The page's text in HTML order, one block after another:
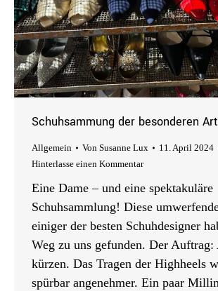
Schuhsammung der besonderen Art
Allgemein Von Susanne Lux
11. April 2024
Hinterlasse einen Kommentar
Eine Dame – und eine spektakuläre
Schuhsammlung! Diese
einiger der besten Schuhdesigner
Weg zu uns gefunden. Der Auftrag:
kürzen. Das Tragen der Highheels
spürbar angenehmer. Ein paar